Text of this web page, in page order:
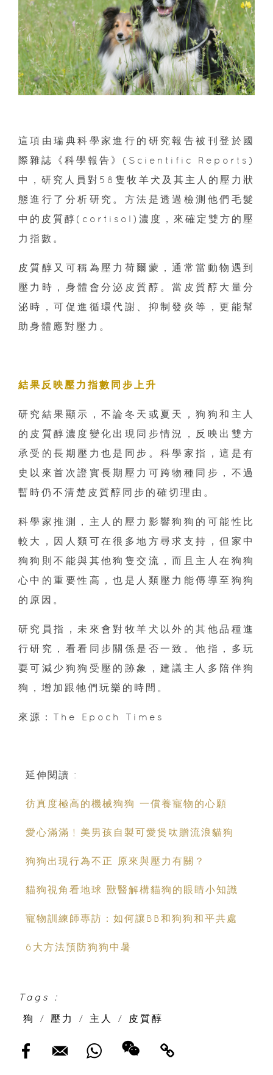
這項由瑞典科學家進行的研究報告被刊登於國
際雜誌《科學報告》(Scientific Reports)
中，研究人員對58隻牧羊犬及其主人的壓力狀
態進行了分析研究。方法是透過檢測他們毛髮
中的皮質醇(cortisol)濃度，來確定雙方的壓
力指數。
皮質醇又可稱為壓力荷爾蒙，通常當動物遇到
壓力時，身體會分泌皮質醇。當皮質醇大量分
泌時，可促進循環代謝、抑制發炎等，更能幫
助身體應對壓力。
結果反映壓力指數同步上升
研究結果顯示，不論冬天或夏天，狗狗和主人
的皮質醇濃度變化出現同步情況，反映出雙方
承受的長期壓力也是同步。科學家指，這是有
史以來首次證實長期壓力可跨物種同步，不過
暫時仍不清楚皮質醇同步的確切理由。
科學家推測，主人的壓力影響狗狗的可能性比
較大，因人類可在很多地方尋求支持，但家中
狗狗則不能與其他狗隻交流，而且主人在狗狗
心中的重要性高，也是人類壓力能傳導至狗狗
的原因。
研究員指，未來會對牧羊犬以外的其他品種進
行研究，看看同步關係是否一致。他指，多玩
耍可減少狗狗受壓的跡象，建議主人多陪伴狗
狗，增加跟牠們玩樂的時間。
來源：The Epoch Times
延伸閱讀 :
彷真度極高的機械狗狗 一償養寵物的心願
愛心滿滿﹗美男孩自製可愛煲呔贈流浪貓狗
狗狗出現行為不正 原來與壓力有關？
貓狗視角看地球 獸醫解構貓狗的眼睛小知識
寵物訓練師專訪：如何讓BB和狗狗和平共處
6大方法預防狗狗中暑
Tags :
狗
/ 壓力 / 主人 / 皮質醇